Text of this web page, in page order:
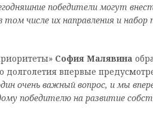
победители могут
числе их направления и
София Малявина
долголетия впервые
очень важный вопрос, и мы
победителю на развитие